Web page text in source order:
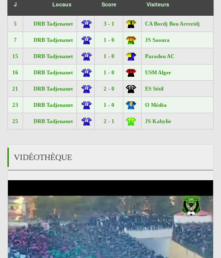
J Locaux Score Visiteurs
5 DRB Tadjenanet 3 - 1 CA Bordj Bou Arreridj
7 DRB Tadjenanet 1 - 0 JS Saoura
15 DRB Tadjenanet 1 - 0 Paradou AC
16 DRB Tadjenanet 1 - 0 USM Alger
21 DRB Tadjenanet 2 - 0 ES Sétif
23 DRB Tadjenanet 1 - 0 O Médéa
25 DRB Tadjenanet 2 - 1 JS Kabylie
VIDÉOTHÈQUE